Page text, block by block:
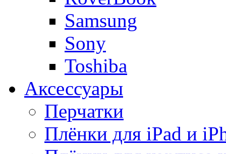
Samsung
Sony
Toshiba
Аксессуары
Перчатки
Плёнки для iPad и